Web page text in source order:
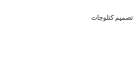
تصميم كتلوجات